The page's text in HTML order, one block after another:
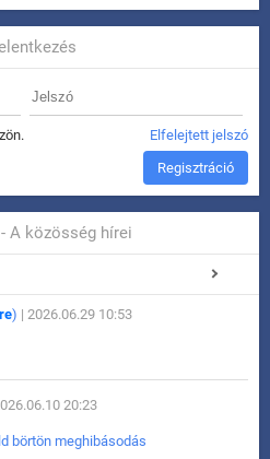
Elfelejtett jelszó
Regisztráció
A közösség hírei
) | 2026.06.29 10:53
20:23
börtön meghibásodás